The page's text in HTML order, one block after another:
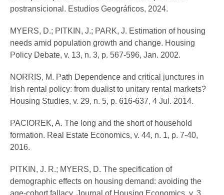
postransicional. Estudios Geográficos, 2024.
MYERS, D.; PITKIN, J.; PARK, J. Estimation of housing
needs amid population growth and change. Housing
Policy Debate, v. 13, n. 3, p. 567-596, Jan. 2002.
NORRIS, M. Path Dependence and critical junctures in
Irish rental policy: from dualist to unitary rental markets?
Housing Studies, v. 29, n. 5, p. 616-637, 4 Jul. 2014.
PACIOREK, A. The long and the short of household
formation. Real Estate Economics, v. 44, n. 1, p. 7-40,
2016.
PITKIN, J. R.; MYERS, D. The specification of
demographic effects on housing demand: avoiding the
age-cohort fallacy. Journal of Housing Economics, v. 3,